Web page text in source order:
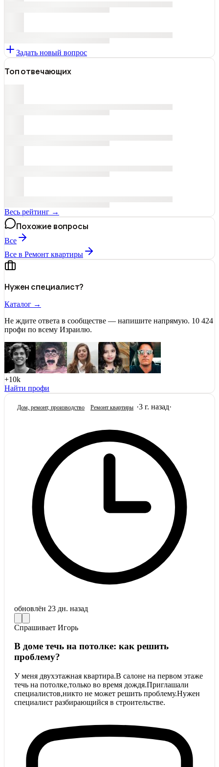
Задать новый вопрос
Топ отвечающих
Весь рейтинг →
Похожие вопросы
Все
Все в Ремонт квартиры
Нужен специалист?
Каталог →
Не ждите ответа в сообществе — напишите напрямую. 10 424
профи по всему Израилю.
+10k
Найти профи
Дом, ремонт, производство Ремонт квартиры ·3 г. назад·
обновлён 23 дн. назад
Спрашивает Игорь
В доме течь на потолке: как решить
проблему?
У меня двухэтажная квартира.В салоне на первом этаже
течь на потолке,только во время дождя.Приглашали
специалистов,никто не может решить проблему.Нужен
специалист разбирающийся в строительстве.